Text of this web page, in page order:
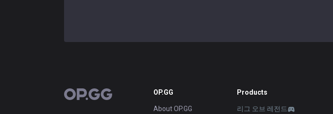
OP.GG OP.GG
About OP.GG
Products
리그 오브 레전드